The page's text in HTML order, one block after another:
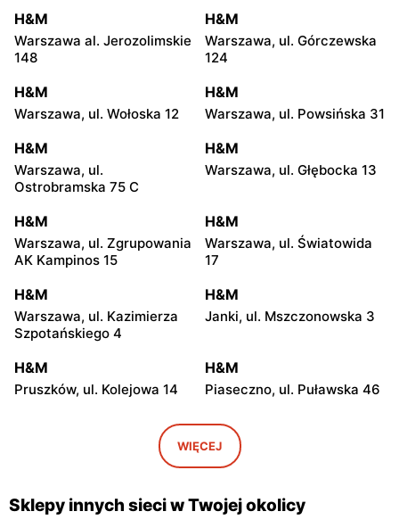
H&M
Warszawa al. Jerozolimskie
148
H&M
Warszawa, ul. Górczewska
124
H&M
Warszawa, ul. Wołoska 12
H&M
Warszawa, ul. Powsińska 31
H&M
Warszawa, ul.
Ostrobramska 75 C
H&M
Warszawa, ul. Głębocka 13
H&M
Warszawa, ul. Zgrupowania
AK Kampinos 15
H&M
Warszawa, ul. Światowida
17
H&M
Warszawa, ul. Kazimierza
Szpotańskiego 4
H&M
Janki, ul. Mszczonowska 3
H&M
Pruszków, ul. Kolejowa 14
H&M
Piaseczno, ul. Puławska 46
Wołomin, ul. Geodetów 2
H&M
Otwock, ul. Kupiecka 2
Podkowa Leśna, ul. Gołębia
Nowy Dwór Mazowiecki, ul.
Warszawska 36
WIĘCEJ
Sklepy innych sieci w Twojej okolicy